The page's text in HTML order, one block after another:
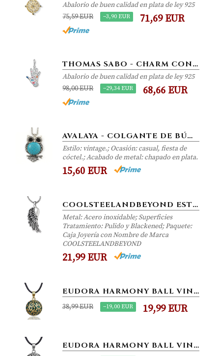
Abalorio de buen calidad en plata de ley 925
75,59 EUR
−3,90 EUR 71,69 EUR
THOMAS SABO - CHARM CON CIERRE PARA MUJER " VINTAGE MANO", PLATA DE LEY 925, PLATEADO
Abalorio de buen calidad en plata de ley 925
98,00 EUR
−29,34 EUR 68,66 EUR
AVALAYA - COLGANTE DE BÚHO DE PIEDRA TURQUESA ESTILO VINTAGE CON CADENA GRUESA Y LARGA EN TONO PLATEADO, 66 CM DE LARGO...
Estilo: vintage.; Ocasión: casual, fiesta de
cóctel.; Acabado de metal: chapado en plata.
15,60 EUR
COOLSTEELANDBEYOND ESTILO RETRO, VINTAGE GRANDE ALAS DE ÁNGEL, COLLAR CON COLGANTE DE MUJER DE HOMRE, ACERO INOXIDABLE,...
Metal: Acero inoxidable; Superficies
Tratamiento: Pulido y Blackened; Paquete:
Caja Joyería con Nombre de Marca
COOLSTEELANDBEYOND
21,99 EUR
EUDORA HARMONY BALL VINTAGE BISUTERIA COLLARES DE MUJER, LLAMADOR DE ANGELES EMBARAZADA, COLGANTES DE MUJER PRIMER...
38,99 EUR −19,00 EUR 19,99 EUR
EUDORA HARMONY BALL VINTAGE BISUTERIA COLLARES DE MUJER, LLAMADOR DE ANGELES EMBARAZADA, COLGANTES DE MUJER PRIMER...